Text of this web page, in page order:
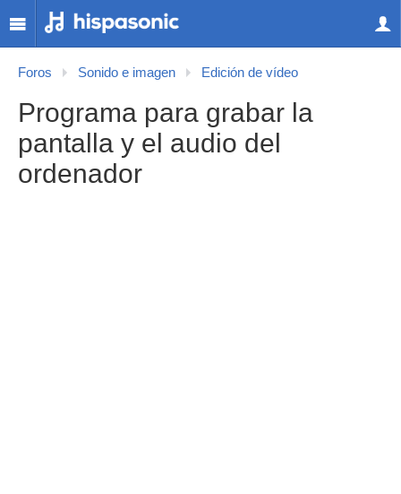
Foros Sonido e imagen Edición de vídeo
Programa para grabar la
pantalla y el audio del
ordenador